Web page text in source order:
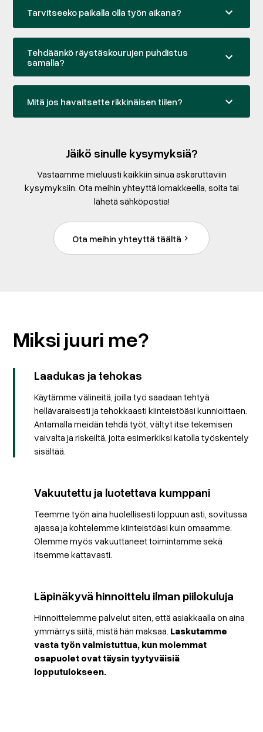
Tarvitseeko paikalla olla työn aikana?
Tehdäänkö räystäskourujen puhdistus
samalla?
Mitä jos havaitsette rikkinäisen tiilen?
asiakkaalla ei ole tiiliä omasta takaa, voimme hankkia
tiilet hintaan 5-8e per tiili. Suuremmista vaurioista
ilmoitamme ja annamme korjausehdotuksen.
Jäikö sinulle kysymyksiä?
Vastaamme mieluusti kaikkiin sinua askaruttaviin
kysymyksiin. Ota meihin yhteyttä lomakkeella, soita tai
lähetä sähköpostia!
Ota meihin yhteyttä täältä
Miksi juuri me?
Laadukas ja tehokas
Käytämme välineitä, joilla työ saadaan tehtyä
hellävaraisesti ja tehokkaasti kiinteistöäsi kunnioittaen.
Antamalla meidän tehdä työt, vältyt itse tekemisen
vaivalta ja riskeiltä, joita esimerkiksi katolla työskentely
sisältää.
Vakuutettu ja luotettava kumppani
Teemme työn aina huolellisesti loppuun asti, sovitussa
ajassa ja kohtelemme kiinteistöäsi kuin omaamme.
Olemme myös vakuuttaneet toimintamme sekä
itsemme kattavasti.
Läpinäkyvä hinnoittelu ilman piilokuluja
Hinnoittelemme palvelut siten, että asiakkaalla on aina
ymmärrys siitä, mistä hän maksaa. Laskutamme
vasta työn valmistuttua, kun molemmat
osapuolet ovat täysin tyytyväisiä
lopputulokseen.